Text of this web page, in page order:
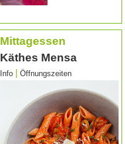
Mittagessen
Käthes Mensa
Info Öffnungszeiten